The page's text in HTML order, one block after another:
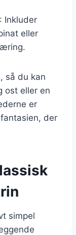
: Inkluder
eller
så du kan
ost eller en
er
der
simpel